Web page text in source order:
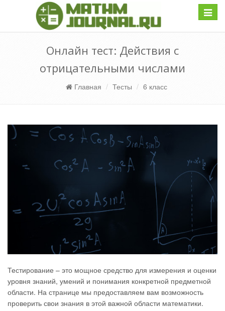
Онлайн тест: Действия с
отрицательными числами
Главная Тесты 6 класс
Тестирование – это мощное средство для измерения и оценки
уровня знаний, умений и понимания конкретной предметной
области. На странице мы предоставляем вам возможность
проверить свои знания в этой важной области математики.